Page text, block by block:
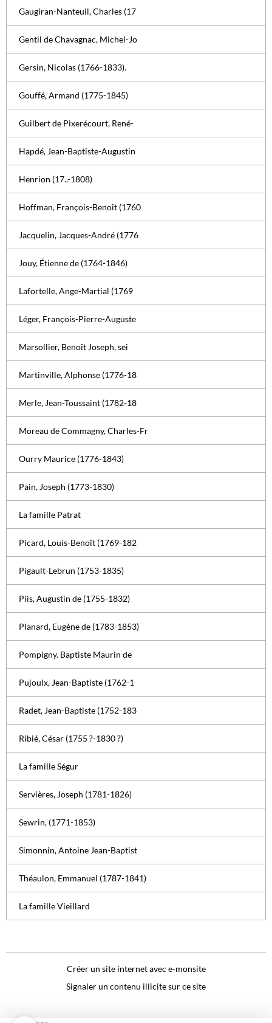
Gaugiran-Nanteuil, Charles (17
Gentil de Chavagnac, Michel-Jo
Gersin, Nicolas (1766-1833).
Gouffé, Armand (1775-1845)
Guilbert de Pixerécourt, René-
Hapdé, Jean-Baptiste-Augustin
Henrion (17..-1808)
Hoffman, François-Benoît (1760
Jacquelin, Jacques-André (1776
Jouy, Étienne de (1764-1846)
Lafortelle, Ange-Martial (1769
Léger, François-Pierre-Auguste
Marsollier, Benoît Joseph, sei
Martinville, Alphonse (1776-18
Merle, Jean-Toussaint (1782-18
Moreau de Commagny, Charles-Fr
Ourry Maurice (1776-1843)
Pain, Joseph (1773-1830)
La famille Patrat
Picard, Louis-Benoît (1769-182
Pigault-Lebrun (1753-1835)
Piis, Augustin de (1755-1832)
Planard, Eugène de (1783-1853)
Pompigny. Baptiste Maurin de
Pujoulx, Jean-Baptiste (1762-1
Radet, Jean-Baptiste (1752-183
Ribié, César (1755 ?-1830 ?)
La famille Ségur
Servières, Joseph (1781-1826)
Sewrin, (1771-1853)
Simonnin, Antoine Jean-Baptist
Théaulon, Emmanuel (1787-1841)
La famille Vieillard
Créer un site internet avec e-monsite
Signaler un contenu illicite sur ce site